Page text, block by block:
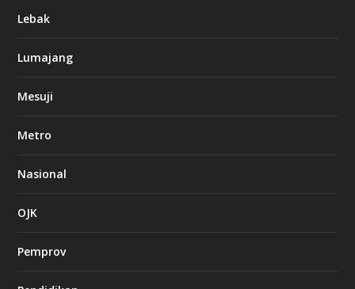
Lebak
Lumajang
Mesuji
Metro
Nasional
OJK
Pemprov